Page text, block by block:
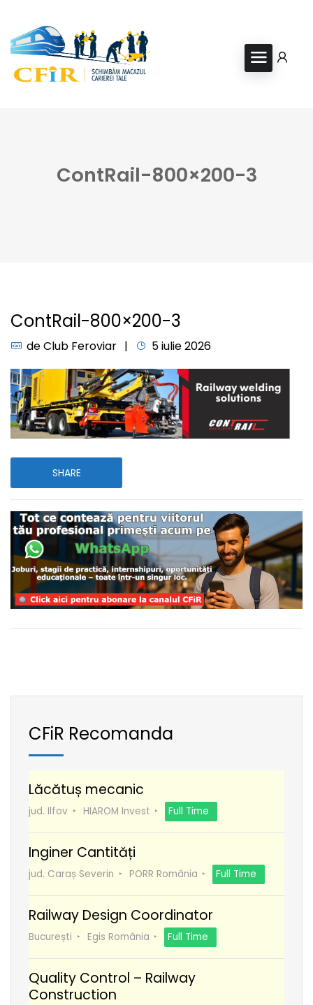
ContRail-800×200-3
ContRail-800×200-3
deClub Feroviar 5 iulie 2026
SHARE
CFiR Recomanda
Lăcătuș mecanic
jud. Ilfov HIAROM Invest Full Time
Inginer Cantități
jud. Caraș Severin PORR România Full Time
Railway Design Coordinator
București Egis România Full Time
Quality Control – Railway
Construction